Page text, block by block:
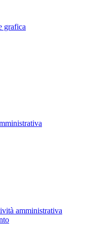
grafica
amministrativa